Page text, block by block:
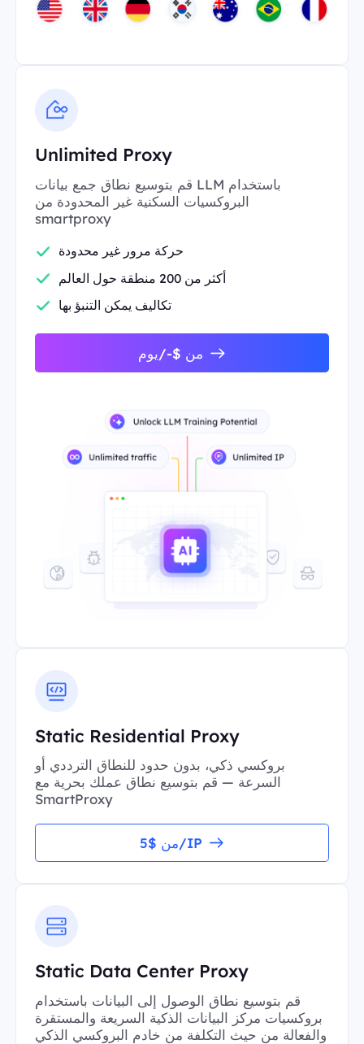
Unlimited Proxy
قم بتوسيع نطاق جمع بيانات LLM باستخدام
البروكسيات السكنية غير المحدودة من
smartproxy
حركة مرور غير محدودة
أكثر من 200 منطقة حول العالم
تكاليف يمكن التنبؤ بها
من $-/يوم
Static Residential Proxy
بروكسي ذكي، بدون حدود للنطاق الترددي أو
السرعة — قم بتوسيع نطاق عملك بحرية مع
SmartProxy
من $5/IP
Static Data Center Proxy
قم بتوسيع نطاق الوصول إلى البيانات باستخدام
بروكسيات مركز البيانات الذكية السريعة والمستقرة
والفعالة من حيث التكلفة من خادم البروكسي الذكي